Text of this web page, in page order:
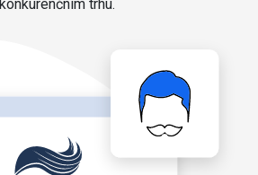
konkurenčním trhu.